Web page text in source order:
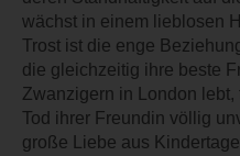
wächst in einem lieblosen
Trost ist die enge
die gleichzeitig ihre beste
Zwanzigern in London
Tod ihrer Freundin völlig
große Liebe aus